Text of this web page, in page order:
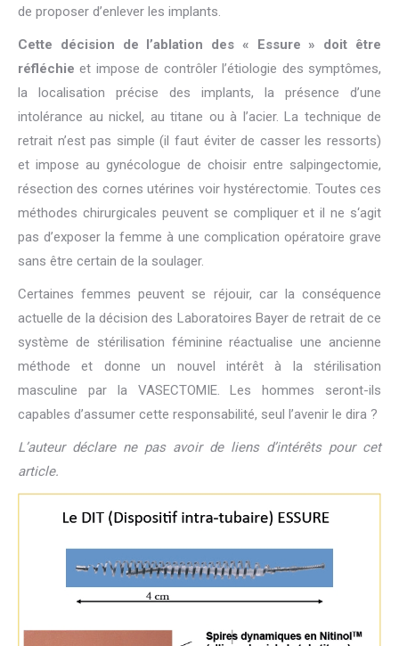
de proposer d’enlever les implants.
Cette décision de l’ablation des « Essure » doit être
réfléchie et impose de contrôler l’étiologie des symptômes,
la localisation précise des implants, la présence d’une
intolérance au nickel, au titane ou à l’acier. La technique de
retrait n’est pas simple (il faut éviter de casser les ressorts)
et impose au gynécologue de choisir entre salpingectomie,
résection des cornes utérines voir hystérectomie. Toutes ces
méthodes chirurgicales peuvent se compliquer et il ne s‘agit
pas d’exposer la femme à une complication opératoire grave
sans être certain de la soulager.
Certaines femmes peuvent se réjouir, car la conséquence
actuelle de la décision des Laboratoires Bayer de retrait de ce
système de stérilisation féminine réactualise une ancienne
méthode et donne un nouvel intérêt à la stérilisation
masculine par la VASECTOMIE. Les hommes seront-ils
capables d’assumer cette responsabilité, seul l’avenir le dira ?
L’auteur déclare ne pas avoir de liens d’intérêts pour cet
article.